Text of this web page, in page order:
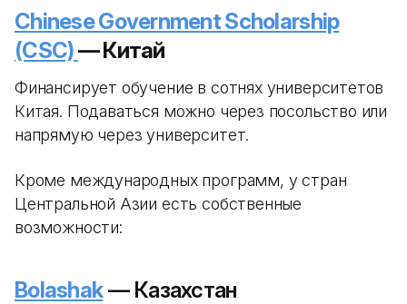
Chinese Government Scholarship
(CSC)— Китай
Финансирует обучение в сотнях университетов
Китая. Подаваться можно через посольство или
напрямую через университет.
Кроме международных программ, у стран
Центральной Азии есть собственные
возможности:
Bolashak— Казахстан